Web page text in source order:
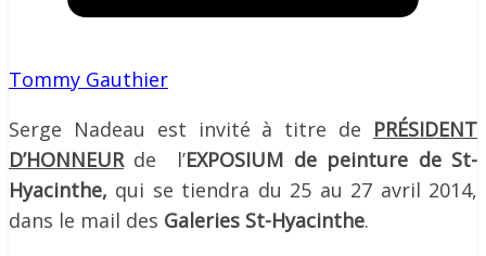
Tommy Gauthier
Serge Nadeau est invité à titre de PRÉSIDENT
D’HONNEURde l’EXPOSIUM de peinture de St-
Hyacinthe, qui se tiendra du 25 au 27 avril 2014,
dans le mail des Galeries St-Hyacinthe.